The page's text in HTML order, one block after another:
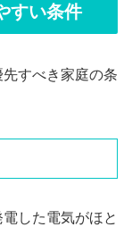
すい条件
すべき家庭の条
した電気がほと